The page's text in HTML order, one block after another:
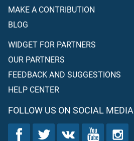
MAKE A CONTRIBUTION
BLOG
WIDGET FOR PARTNERS
OUR PARTNERS
FEEDBACK AND SUGGESTIONS
HELP CENTER
FOLLOW US ON SOCIAL MEDIA